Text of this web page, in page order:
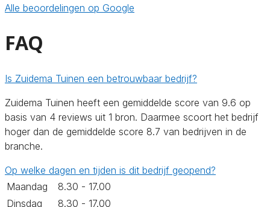
Alle beoordelingen op Google
FAQ
Is Zuidema Tuinen een betrouwbaar bedrijf?
Zuidema Tuinen heeft een gemiddelde score van 9.6 op
basis van 4 reviews uit 1 bron. Daarmee scoort het bedrijf
hoger dan de gemiddelde score 8.7 van bedrijven in de
branche.
Op welke dagen en tijden is dit bedrijf geopend?
Maandag
8.30 - 17.00
Dinsdag
8.30 - 17.00